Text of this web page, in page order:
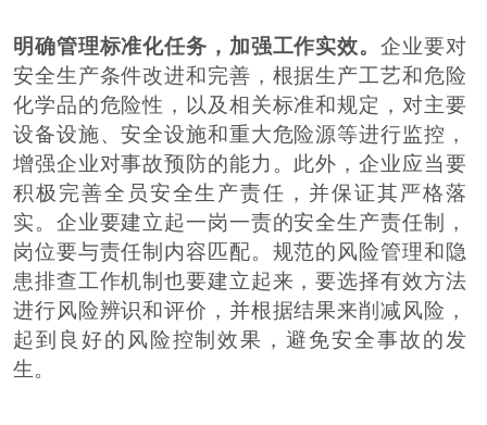
明确管理标准化任务，加强工作实效。企业要对
安全生产条件改进和完善，根据生产工艺和危险
化学品的危险性，以及相关标准和规定，对主要
设备设施、安全设施和重大危险源等进行监控，
增强企业对事故预防的能力。此外，企业应当要
积极完善全员安全生产责任，并保证其严格落
实。企业要建立起一岗一责的安全生产责任制，
岗位要与责任制内容匹配。规范的风险管理和隐
患排查工作机制也要建立起来，要选择有效方法
进行风险辨识和评价，并根据结果来削减风险，
起到良好的风险控制效果，避免安全事故的发
生。